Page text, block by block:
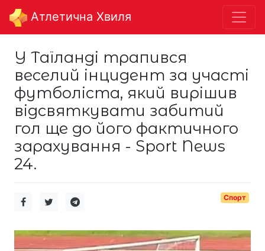
Aтлетична Хвиля
У Таїланді трапився
веселий інцидент за участі
футболіста, який вирішив
відсвяткувати забитий
гол ще до його фактичного
зарахування - Sport News
24.
Спорт